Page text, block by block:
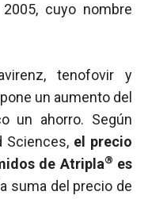
cuyo nombre
tenofovir y
un aumento del
un ahorro. Según
Sciences, el precio
de Atripla® es
suma del precio de